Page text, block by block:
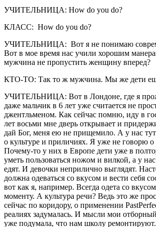
УЧИТЕЛЬНИЦА: How do you do?
КЛАСС: How do you do?
УЧИТЕЛЬНИЦА: Вот я не понимаю
Вот в мое время нас учили хорошим
мужчина не пропустить женщину вперед?
КТО-ТО: Так то ж мужчина. Мы же дети
УЧИТЕЛЬНИЦА: Вот в Лондоне, где я
даже мальчик в 6 лет уже считается не
джентльменом. Как сейчас помню, иду в
лет восьми мне дверь открывает и
дай Бог, меня ею не прищемило. А у нас
о культуре и приличиях. Я уже не говорю
Почему-то у них в Европе дети уже в
уметь пользоваться ножом и вилкой, а у
едят. И девочки неприлично выглядят.
должна одеваться со вкусом и вести себя
вот как я, например. Всегда одета со
моменту. А культура речи? Ведь это же
сейчас по коридору, о применении
реалиях задумалась. И мысли мои
уже подумала, что нам школу